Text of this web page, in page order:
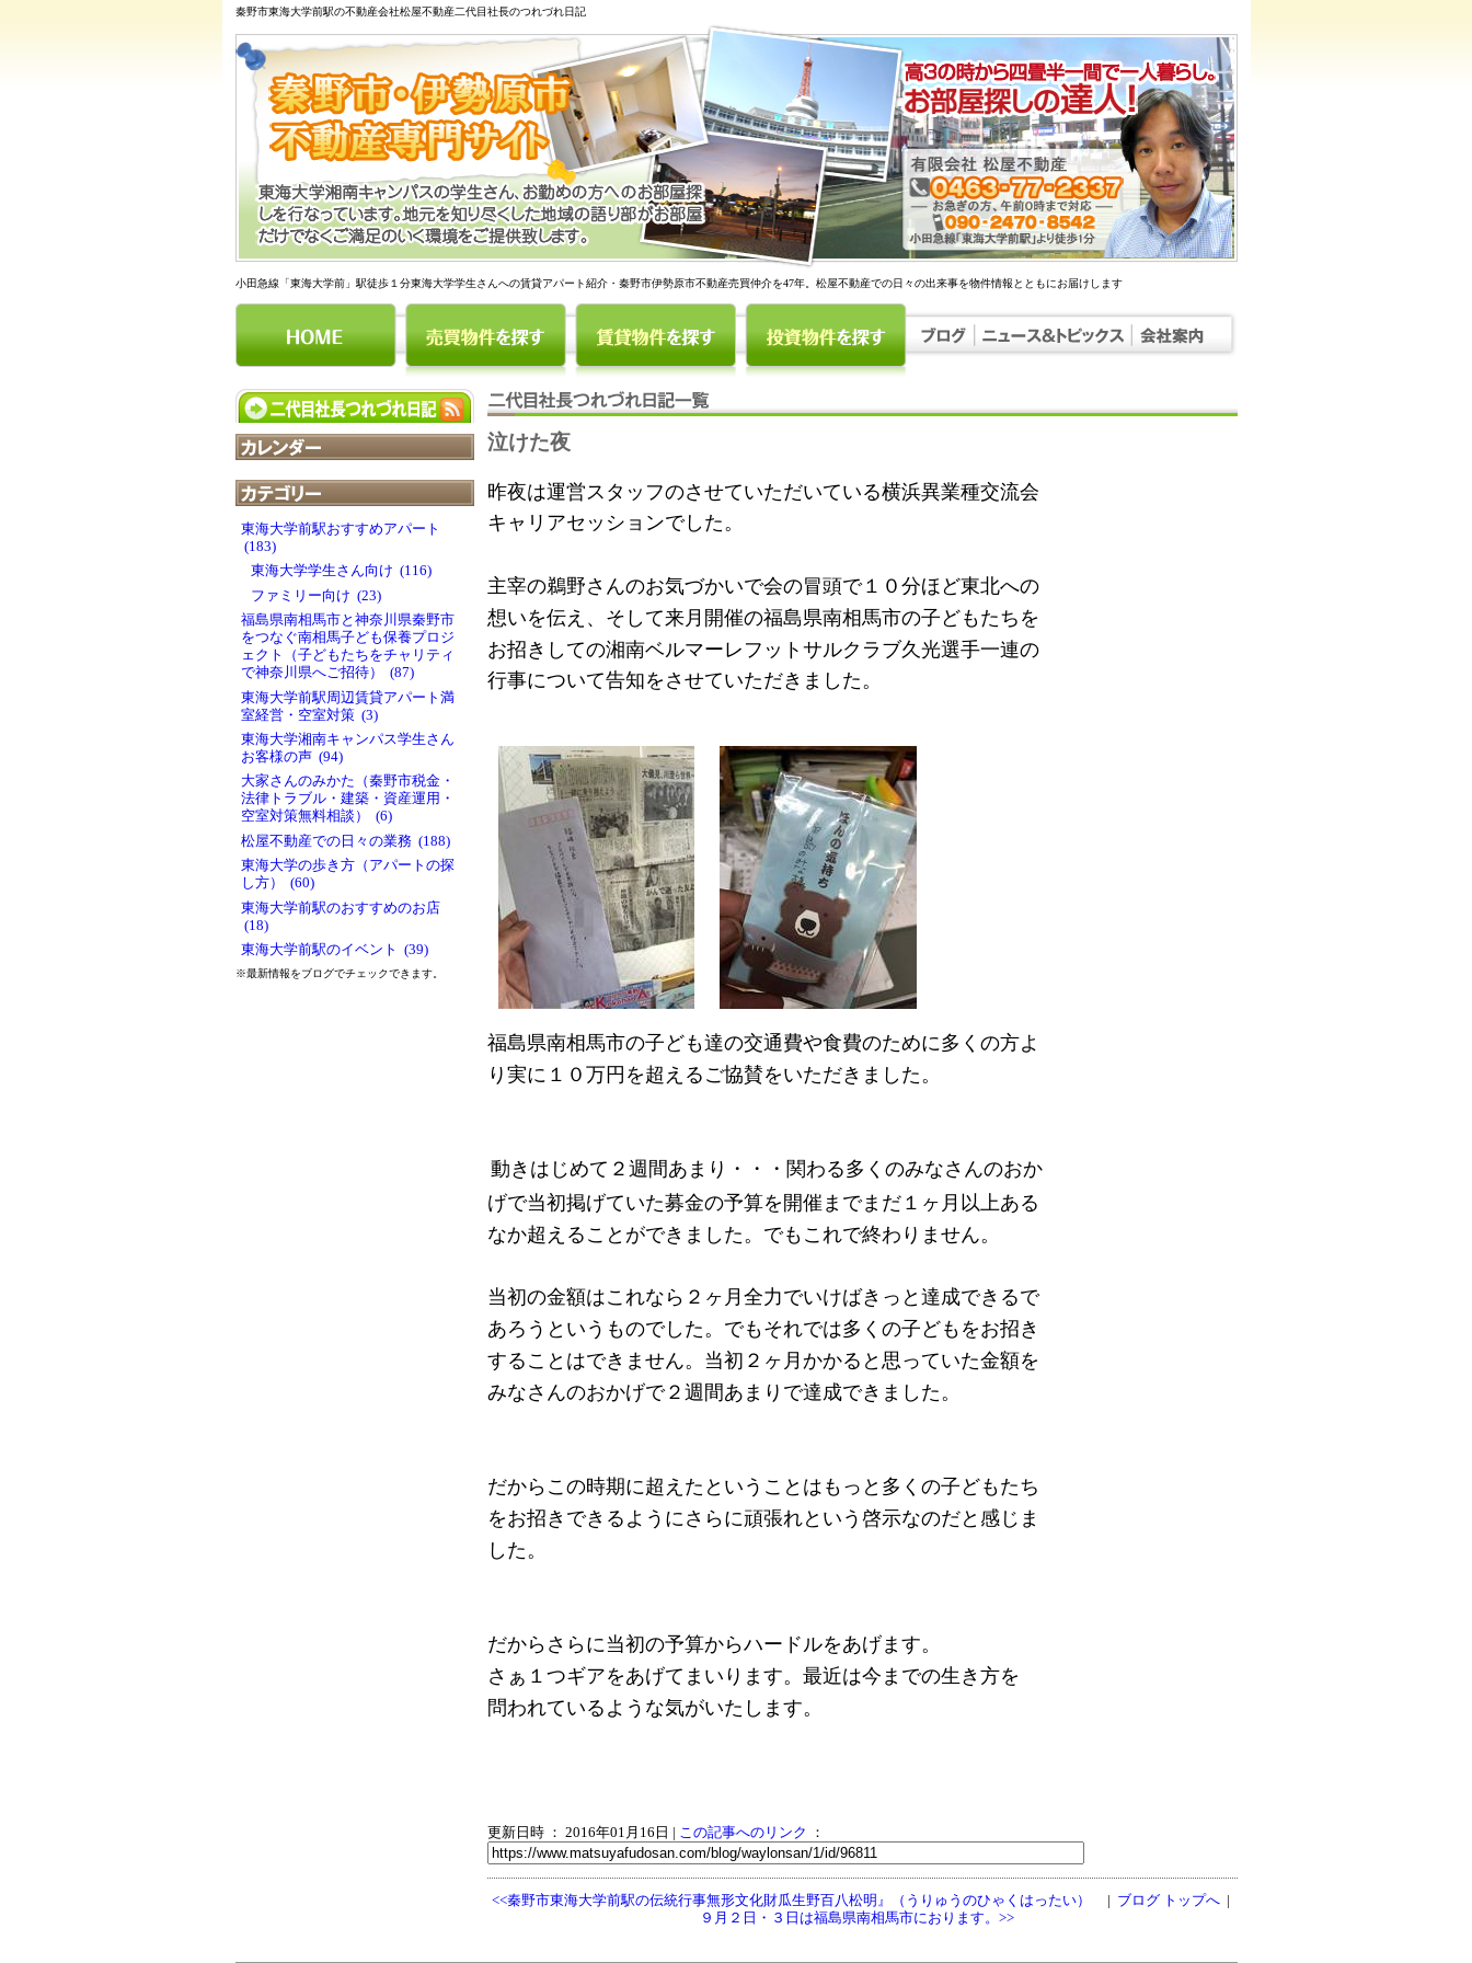
秦野市東海大学前駅の不動産会社松屋不動産二代目社長のつれづれ日記
小田急線「東海大学前」駅徒歩１分東海大学学生さんへの賃貸アパート紹介・秦野市伊勢原市不動産売買仲介を47年。松屋不動産での日々の出来事を物件情報とともにお届けします
泣けた夜
昨夜は運営スタッフのさせていただいている横浜異業種交流会
キャリアセッションでした。
主宰の鵜野さんのお気づかいで会の冒頭で１０分ほど東北への
想いを伝え、そして来月開催の福島県南相馬市の子どもたちを
お招きしての湘南ベルマーレフットサルクラブ久光選手一連の
行事について告知をさせていただきました。
福島県南相馬市の子ども達の交通費や食費のために多くの方よ
り実に１０万円を超えるご協賛をいただきました。
動きはじめて２週間あまり・・・関わる多くのみなさんのおか
げで当初掲げていた募金の予算を開催までまだ１ヶ月以上ある
なか超えることができました。でもこれで終わりません。
当初の金額はこれなら２ヶ月全力でいけばきっと達成できるで
あろうというものでした。でもそれでは多くの子どもをお招き
することはできません。当初２ヶ月かかると思っていた金額を
みなさんのおかげで２週間あまりで達成できました。
だからこの時期に超えたということはもっと多くの子どもたち
をお招きできるようにさらに頑張れという啓示なのだと感じま
した。
だからさらに当初の予算からハードルをあげます。
さぁ１つギアをあげてまいります。最近は今までの生き方を
問われているような気がいたします。
更新日時 ： 2016年01月16日 | この記事へのリンク ：
<<秦野市東海大学前駅の伝統行事無形文化財瓜生野百八松明』（うりゅうのひゃくはったい） ブログ トップへ|
９月２日・３日は福島県南相馬市におります。>>
東海大学前駅おすすめアパート
(183)
東海大学学生さん向け (116)
ファミリー向け (23)
福島県南相馬市と神奈川県秦野市
をつなぐ南相馬子ども保養プロジ
ェクト（子どもたちをチャリティ
で神奈川県へご招待） (87)
東海大学前駅周辺賃貸アパート満
室経営・空室対策 (3)
東海大学湘南キャンパス学生さん
お客様の声 (94)
大家さんのみかた（秦野市税金・
法律トラブル・建築・資産運用・
空室対策無料相談） (6)
松屋不動産での日々の業務 (188)
東海大学の歩き方（アパートの探
し方） (60)
東海大学前駅のおすすめのお店
(18)
東海大学前駅のイベント (39)
※最新情報をブログでチェックできます。